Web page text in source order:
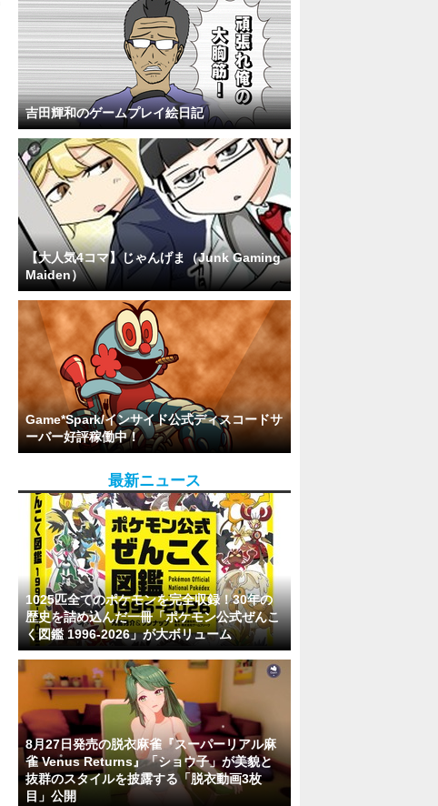
吉田輝和のゲームプレイ絵日記
【大人気4コマ】じゃんげま（Junk Gaming
Maiden）
Game*Spark/インサイド公式ディスコードサ
ーバー好評稼働中！
最新ニュース
1025匹全てのポケモンを完全収録！30年の
歴史を詰め込んだ一冊「ポケモン公式ぜんこ
く図鑑 1996-2026」が大ボリューム
8月27日発売の脱衣麻雀『スーパーリアル麻
雀 Venus Returns』「ショウ子」が美貌と
抜群のスタイルを披露する「脱衣動画3枚
目」公開